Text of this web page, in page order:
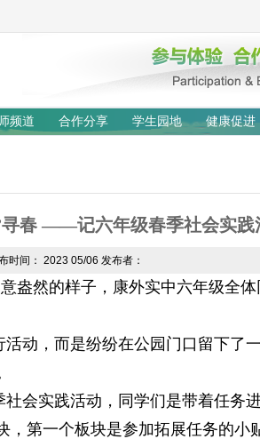
频道 合作分享 学生园地 健康促进
寻春 ——记六年级春季社会实践
时间： 2023 05/06 发布者：
然的样子，康外实中六年级全体
动，而是纷纷在公园门口留下了
会实践活动，同学们是带着任务
第一个板块是参加拓展任务的小